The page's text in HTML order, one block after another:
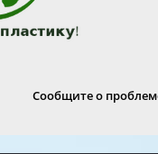
Сообщите о